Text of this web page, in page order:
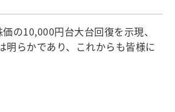
の10,000円台大台回復を示現、
らかであり、これからも皆様に